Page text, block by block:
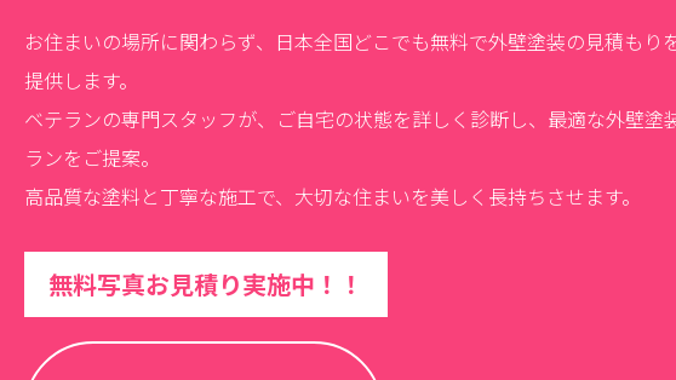
お住まいの場所に関わらず、日本全国どこでも無料で外壁塗装の見積もり
提供します。
ベテランの専門スタッフが、ご自宅の状態を詳しく診断し、最適な外壁塗
ランをご提案。
高品質な塗料と丁寧な施工で、大切な住まいを美しく長持ちさせます。
無料写真お見積り実施中！！